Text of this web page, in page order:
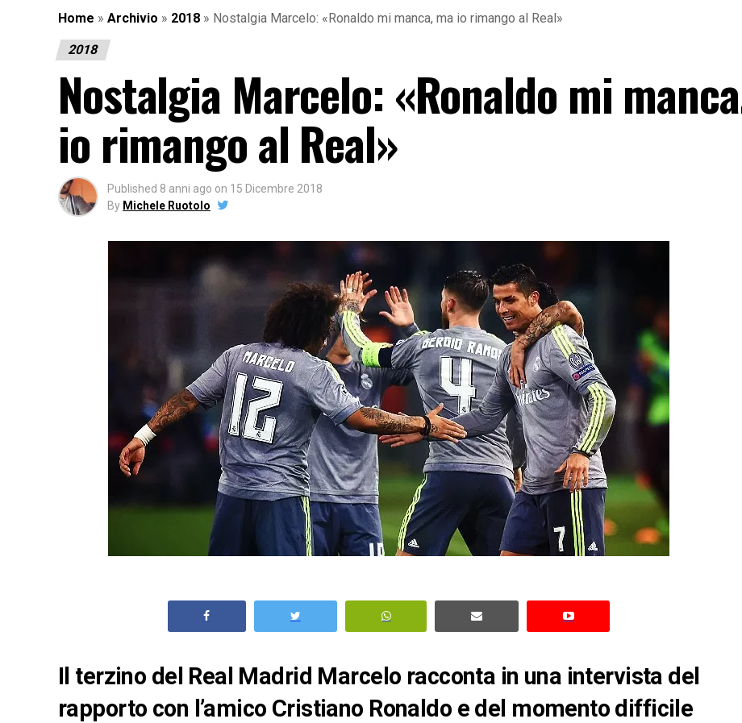
Home » Archivio » 2018 » Nostalgia Marcelo: «Ronaldo mi manca, ma io rimango al Real»
2018
Nostalgia Marcelo: «Ronaldo mi
io rimango al Real»
Published 8 anni ago on 15 Dicembre 2018
By Michele Ruotolo
Il terzino del Real Madrid Marcelo racconta in una intervista del
rapporto con l’amico Cristiano Ronaldo e del momento difficile